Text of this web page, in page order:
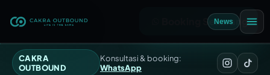
CAKRA
OUTBOUND
Konsultasi & booking:
WhatsApp
Booking Sekarang
News